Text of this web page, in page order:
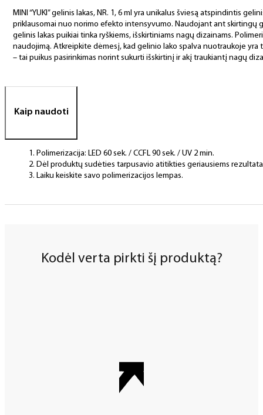
MINI “YUKI” gelinis lakas, NR. 1, 6 ml yra unikalus šviesą atspindintis
priklausomai nuo norimo efekto intensyvumo. Naudojant ant skirtingų
gelinis lakas puikiai tinka ryškiems, išskirtiniams nagų dizainams.
naudojimą. Atkreipkite dėmesį, kad gelinio lako spalva nuotraukoje yra
– tai puikus pasirinkimas norint sukurti išskirtinį ir akį traukiantį nagų
Kaip naudoti
Polimerizacija: LED 60 sek. / CCFL 90 sek. / UV 2 min.
Dėl produktų sudėties tarpusavio atitikties geriausiems
Laiku keiskite savo polimerizacijos lempas.
Kodėl verta pirkti šį produktą?